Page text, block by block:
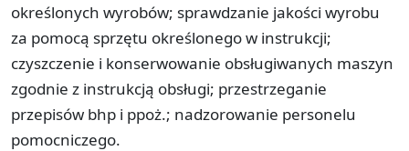
określonych wyrobów; sprawdzanie jakości wyrobu
za pomocą sprzętu określonego w instrukcji;
czyszczenie i konserwowanie obsługiwanych maszyn
zgodnie z instrukcją obsługi; przestrzeganie
przepisów bhp i ppoż.; nadzorowanie personelu
pomocniczego.